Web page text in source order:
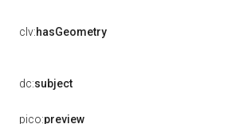
clv:hasGeometry
dc:subject
pico:preview